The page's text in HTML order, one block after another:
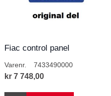
Fiac control panel
Varenr. 7433490000
kr 7 748,00